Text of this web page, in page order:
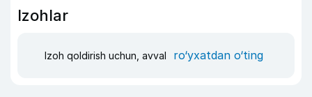
Izohlar
Izoh qoldirish uchun, avval ro‘yxatdan o‘ting